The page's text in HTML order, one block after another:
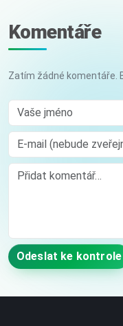
Komentáře
Zatím žádné komentáře.
Vaše jméno
E-mail (nebude zveřejněn)
Comment
Odeslat ke kontrole